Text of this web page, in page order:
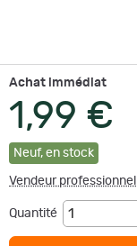
Achat immédiat
1,99 €
Neuf, en stock
Vendeur professionnel
Quantité